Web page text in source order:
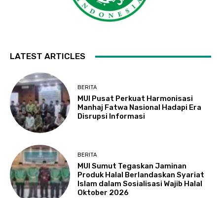
LATEST ARTICLES
BERITA
MUI Pusat Perkuat Harmonisasi
Manhaj Fatwa Nasional Hadapi Era
Disrupsi Informasi
BERITA
MUI Sumut Tegaskan Jaminan
Produk Halal Berlandaskan Syariat
Islam dalam Sosialisasi Wajib Halal
Oktober 2026